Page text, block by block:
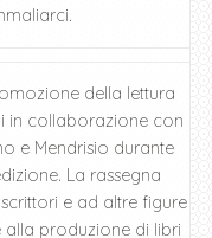
della lettura
in collaborazione con
e Mendrisio durante
La rassegna
e ad altre figure
alla produzione di libri